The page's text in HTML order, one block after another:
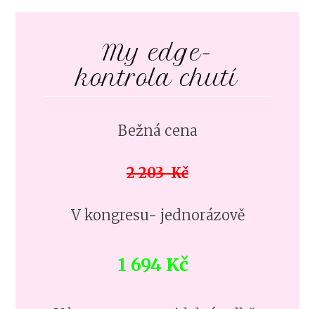
My edge-
kontrola chutí
Bežná cena
2 203 Kč
V kongresu- jednorázově
1 694 Kč